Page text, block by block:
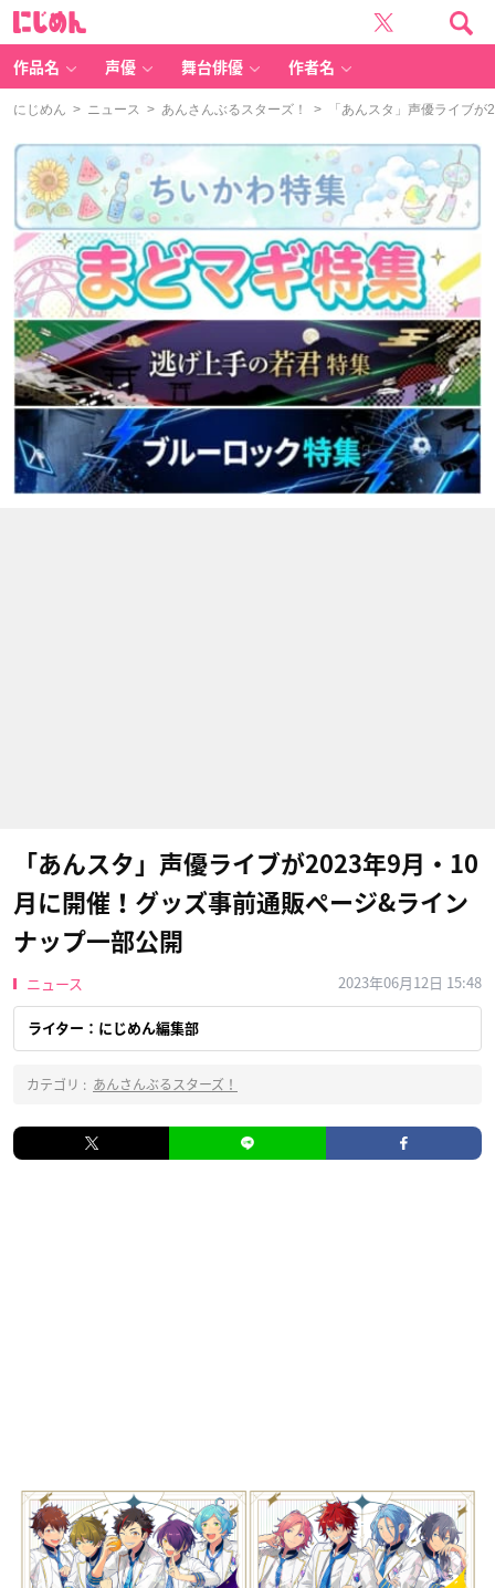
作品名 声優 舞台俳優 作者名
にじめん > ニュース > あんさんぶるスターズ！ > 「あんスタ」声優ライブが
「あんスタ」声優ライブが2023年9月・10
月に開催！グッズ事前通販ページ&ライン
ナップ一部公開
ニュース 2023年06月12日 15:48
ライター：にじめん編集部
カテゴリ : あんさんぶるスターズ！